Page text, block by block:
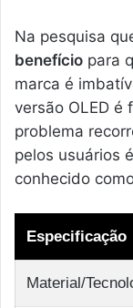
Na pesquisa
benefício para
marca é
versão OLED é
problema
pelos usuários
conhecido
Especificação
Material/